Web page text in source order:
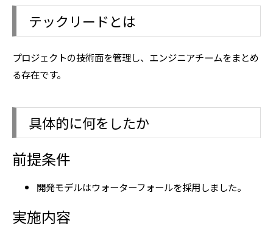
テックリードとは
プロジェクトの技術面を管理し、エンジニアチームをまとめ
る存在です。
具体的に何をしたか
前提条件
開発モデルはウォーターフォールを採用しました。
実施内容